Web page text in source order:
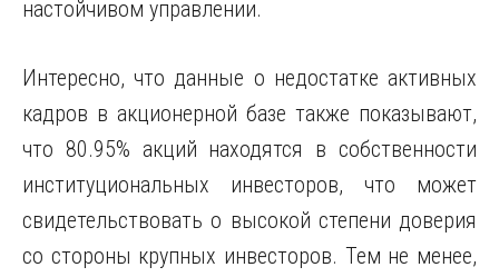
настойчивом управлении.
Интересно, что данные о недостатке активных
кадров в акционерной базе также показывают,
что 80.95% акций находятся в собственности
институциональных инвесторов, что может
свидетельствовать о высокой степени доверия
со стороны крупных инвесторов. Тем не менее,